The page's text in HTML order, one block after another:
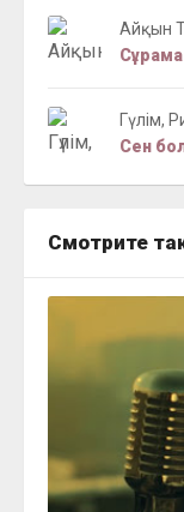
Айқын
Сұрама
Гүлім,
Сен
Смотрите